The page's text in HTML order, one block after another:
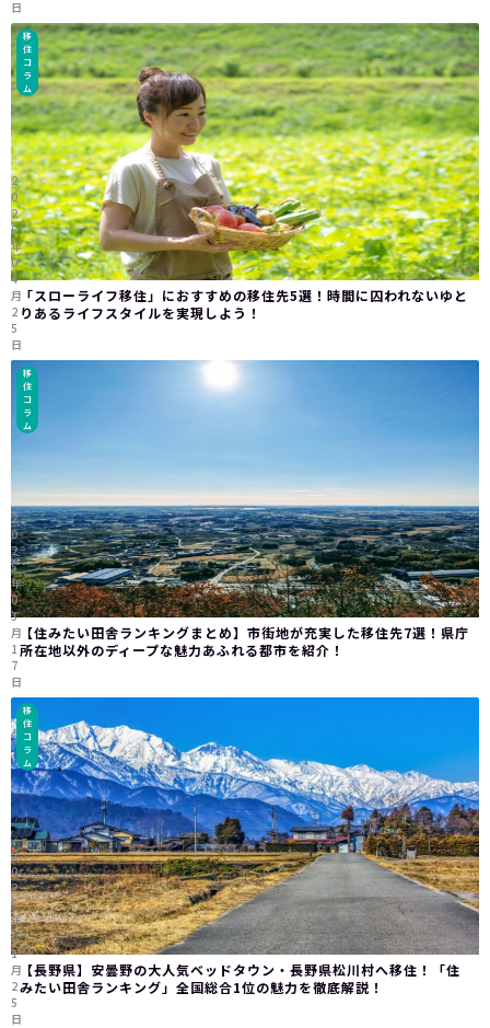
移
住
コ
ラ
ム
「スローライフ移住」におすすめの移住先5選！時間に囚われないゆと
りあるライフスタイルを実現しよう！
日
移
住
コ
ラ
ム
【住みたい田舎ランキングまとめ】市街地が充実した移住先7選！県庁
所在地以外のディープな魅力あふれる都市を紹介！
2
0
2
5
年
0
4
月
2
5
日
移
住
コ
ラ
ム
【長野県】安曇野の大人気ベッドタウン・長野県松川村へ移住！「住
みたい田舎ランキング」全国総合1位の魅力を徹底解説！
2
0
2
5
年
0
3
月
1
7
日
2
0
2
5
年
0
1
月
2
5
日